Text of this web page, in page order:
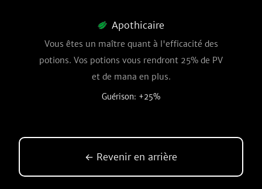
Apothicaire
Vous êtes un maître quant à l'efficacité des
potions. Vos potions vous rendront 25% de PV
et de mana en plus.
Guérison: +25%
← Revenir en arrière